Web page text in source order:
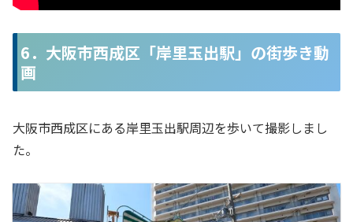
6．大阪市西成区「岸里玉出駅」の街歩き動
画
大阪市西成区にある岸里玉出駅周辺を歩いて撮影しまし
た。